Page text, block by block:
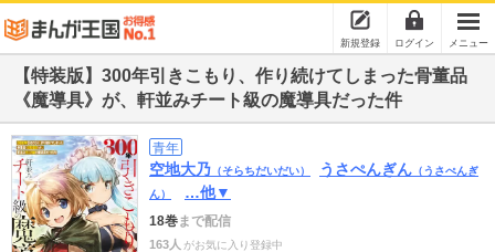
新規登録 ログイン メニュー
【特装版】300年引きこもり、作り続けてしまった骨董品
《魔導具》が、軒並みチート級の魔導具だった件
青年
空地大乃 （そらちだいだい） うさぺんぎん （うさぺんぎ
ん）
…他▼
18巻まで配信
163人 がお気に入り登録中